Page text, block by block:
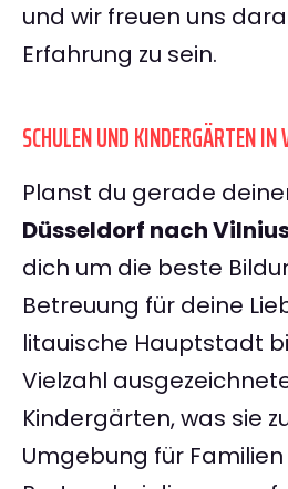
und wir freuen uns
Erfahrung zu sein.
SCHULEN UND KINDERGÄRTEN
Planst du gerade
Düsseldorf nach
dich um die beste
Betreuung für deine
litauische Hauptstadt
Vielzahl
Kindergärten, was sie
Umgebung für